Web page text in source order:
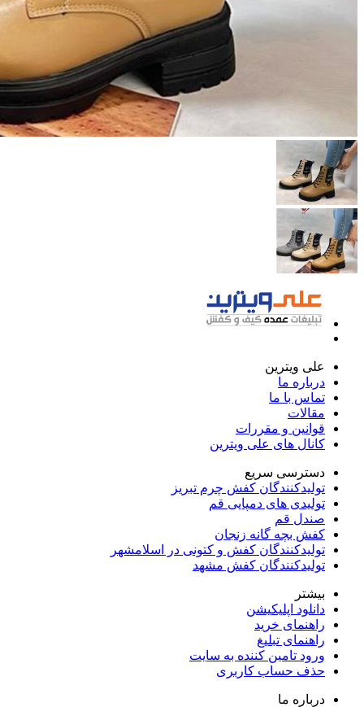
علی ویترین
درباره ما
تماس با ما
مقالات
قوانین و مقررات
کانال های علی ویترین
دسترسی سریع
تولیدکنندگان کفش چرم تبریز
تولیدی های دمپایی قم
صندل قم
کفش بچه گانه زنجان
تولیدکنندگان کفش و کتونی در اسلامشهر
تولیدکنندگان کفش مشهد
بیشتر
دانلود اپلیکیشن
راهنمای خرید
راهنمای تبلیغ
ورود تامین کننده به سایت
حذف حساب کاربری
درباره ما